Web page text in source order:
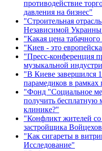
противодействие
давления на бизнес"
"Строительная
Независимой
"Какая цена
"Киев - это
"Пресс-конференция
музыкальной
"В Киеве завершился
парамедиков в
"Фонд "Социальное
получить бесплатную
клинике?"
"Конфликт жителей со
застройщика
"Как сигареты в
Исследование"